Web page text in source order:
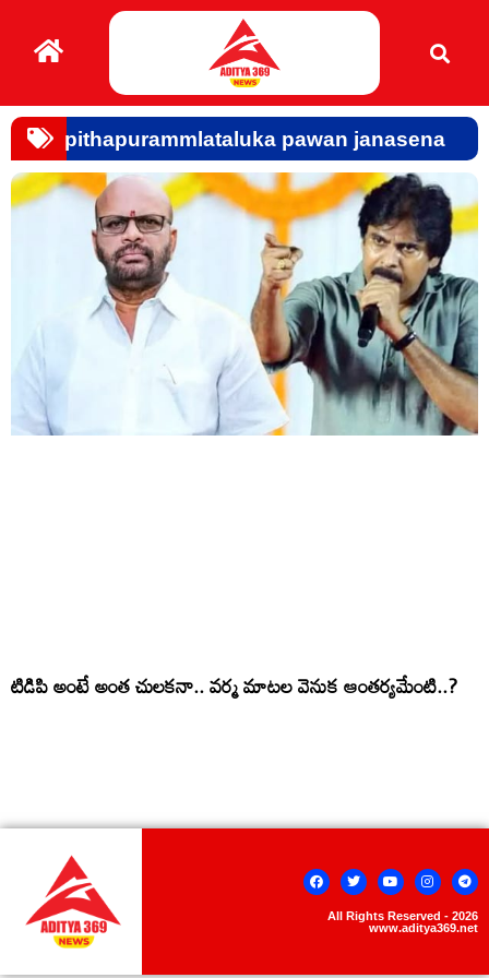
pithapurammlataluka pawan janasena
టిడిపి అంటే అంత చుల‌క‌నా.. వ‌ర్మ మాట‌ల వెనుక ఆంత‌ర్య‌మేంటి..?
All Rights Reserved - 2026
www.aditya369.net